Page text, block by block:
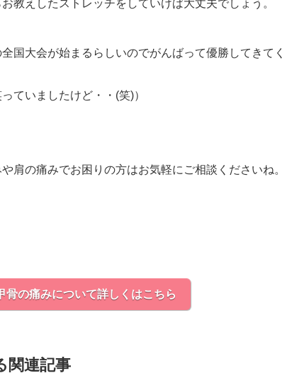
教えしたストレッチをしていけば大丈夫でしょう。
国大会が始まるらしいのでがんばって優勝してきてく
ていましたけど・・(笑)）
肩の痛みでお困りの方はお気軽にご相談くださいね。
骨の痛みについて詳しくはこちら
関連記事